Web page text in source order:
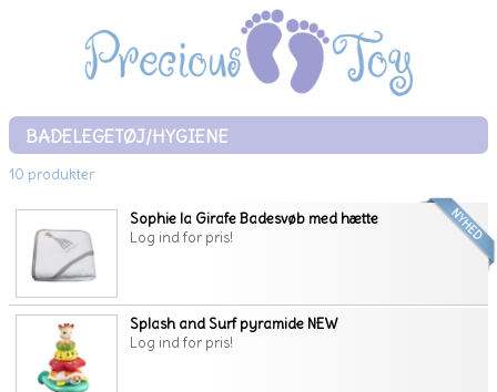
BADELEGETØJ/HYGIENE
10 produkter
Sophie la Girafe Badesvøb med hætte
Log ind for pris!
Splash and Surf pyramide NEW
Log ind for pris!